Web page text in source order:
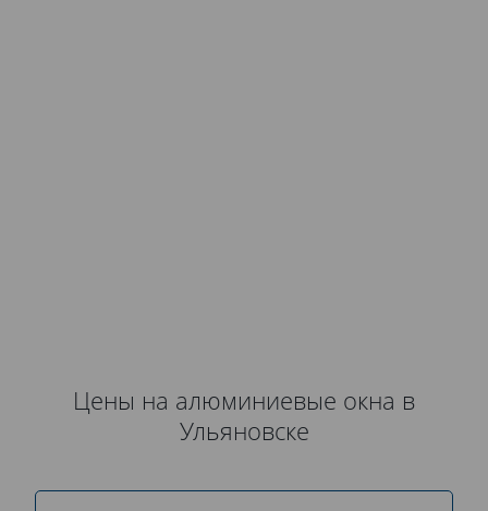
Цены на алюминиевые окна в
Ульяновске